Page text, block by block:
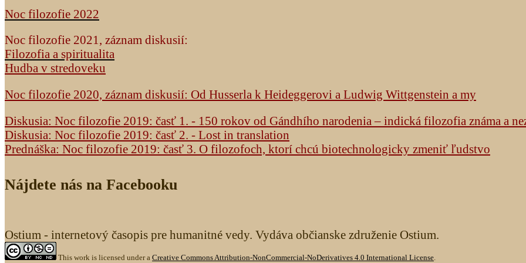
Noc filozofie 2022
Noc filozofie 2021, záznam diskusií:
Filozofia a spiritualita
Hudba v stredoveku
Noc filozofie 2020, záznam diskusií: Od Husserla k Heideggerovi a Ludwig Wittgenstein a my
Diskusia: Noc filozofie 2019: časť 1. - 150 rokov od Gándhího narodenia – indická filozofia známa a
Diskusia: Noc filozofie 2019: časť 2. - Lost in translation
Prednáška: Noc filozofie 2019: časť 3. O filozofoch, ktorí chcú biotechnologicky zmeniť ľudstvo
Nájdete nás na Facebooku
Ostium - internetový časopis pre humanitné vedy. Vydáva občianske združenie Ostium.
This work is licensed under a Creative Commons Attribution-NonCommercial-NoDerivatives 4.0 International License.